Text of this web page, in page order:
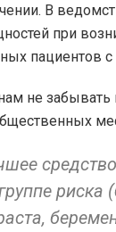
В
при
пациентов
не
риска